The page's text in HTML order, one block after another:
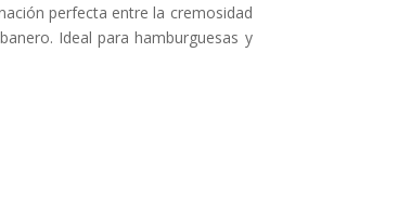
perfecta entre la cremosidad
Ideal para hamburguesas y